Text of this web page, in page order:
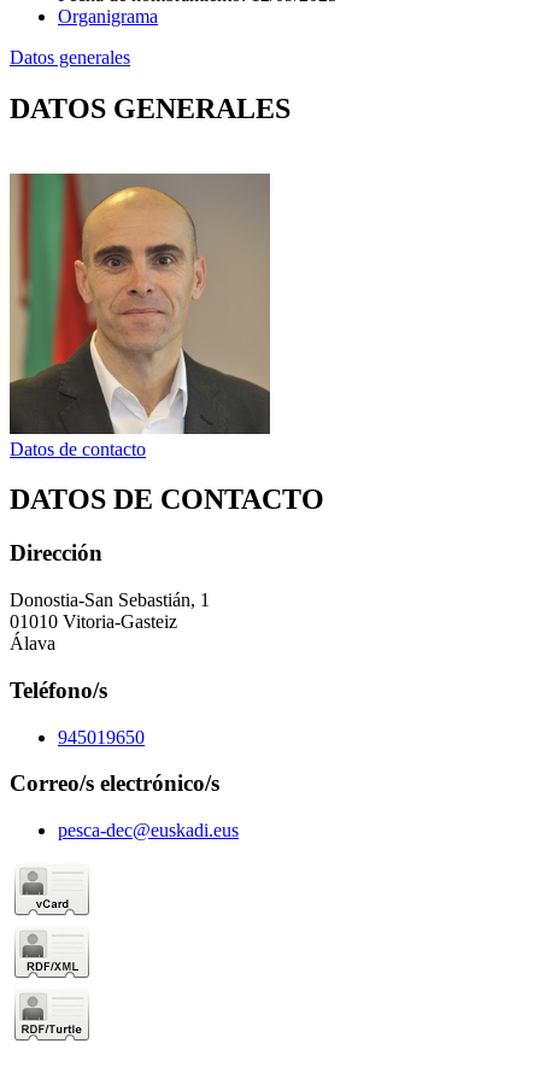
Organigrama
Datos generales
DATOS GENERALES
Datos de contacto
DATOS DE CONTACTO
Dirección
Donostia-San Sebastián, 1
01010 Vitoria-Gasteiz
Álava
Teléfono/s
945019650
Correo/s electrónico/s
pesca-dec@euskadi.eus